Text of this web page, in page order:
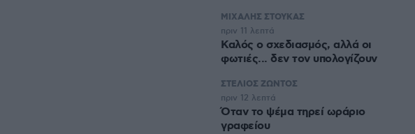
ΜΙΧΑΛΗΣ ΣΤΟΥΚΑΣ
Καλός ο σχεδιασμός, αλλά οι
φωτιές... δεν τον υπολογίζουν
πριν 11 λεπτά
ΣΤΕΛΙΟΣ ΖΩΝΤΟΣ
Όταν το ψέμα τηρεί ωράριο
γραφείου
πριν 12 λεπτά